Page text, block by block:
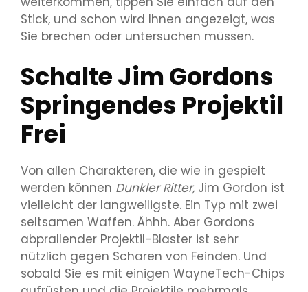
Stick, und schon wird Ihnen angezeigt, was
Sie brechen oder untersuchen müssen.
Schalte Jim Gordons
Springendes Projektil
Frei
Von allen Charakteren, die wie in gespielt
werden können Dunkler Ritter, Jim Gordon ist
vielleicht der langweiligste. Ein Typ mit zwei
seltsamen Waffen. Ähhh. Aber Gordons
abprallender Projektil-Blaster ist sehr
nützlich gegen Scharen von Feinden. Und
sobald Sie es mit einigen WayneTech-Chips